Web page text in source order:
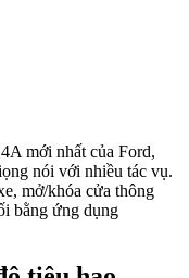
mới nhất của Ford,
nói với nhiều tác vụ.
mở/khóa cửa thông
bằng ứng dụng